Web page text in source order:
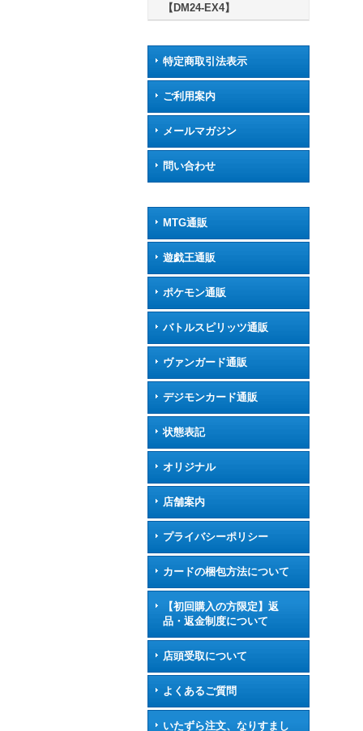
【DM24-EX4】
特定商取引法表示
ご利用案内
メールマガジン
問い合わせ
MTG通販
遊戯王通販
ポケモン通販
バトルスピリッツ通販
ヴァンガード通販
デジモンカード通販
状態表記
オリジナル
店舗案内
プライバシーポリシー
カードの梱包方法について
【初回購入の方限定】返
品・返金制度について
店頭受取について
よくあるご質問
いたずら注文、なりすまし